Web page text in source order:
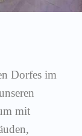
Dorfes im
mit